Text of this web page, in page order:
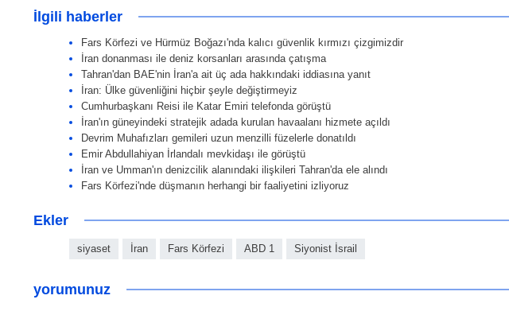
İlgili haberler
Fars Körfezi ve Hürmüz Boğazı'nda kalıcı güvenlik kırmızı çizgimizdir
İran donanması ile deniz korsanları arasında çatışma
Tahran'dan BAE'nin İran'a ait üç ada hakkındaki iddiasına yanıt
İran: Ülke güvenliğini hiçbir şeyle değiştirmeyiz
Cumhurbaşkanı Reisi ile Katar Emiri telefonda görüştü
İran'ın güneyindeki stratejik adada kurulan havaalanı hizmete açıldı
Devrim Muhafızları gemileri uzun menzilli füzelerle donatıldı
Emir Abdullahiyan İrlandalı mevkidaşı ile görüştü
İran ve Umman'ın denizcilik alanındaki ilişkileri Tahran'da ele alındı
Fars Körfezi'nde düşmanın herhangi bir faaliyetini izliyoruz
Ekler
siyaset İran Fars Körfezi ABD 1 Siyonist İsrail
yorumunuz